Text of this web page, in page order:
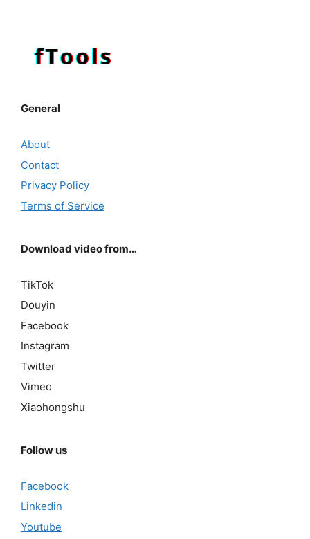
General
About
Contact
Privacy Policy
Terms of Service
Download video from…
TikTok
Douyin
Facebook
Instagram
Twitter
Vimeo
Xiaohongshu
Follow us
Facebook
Linkedin
Youtube